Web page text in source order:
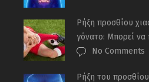
Ρήξη προσθίου
γόνατο: Μπορεί να
No Comments
Ρήξη του